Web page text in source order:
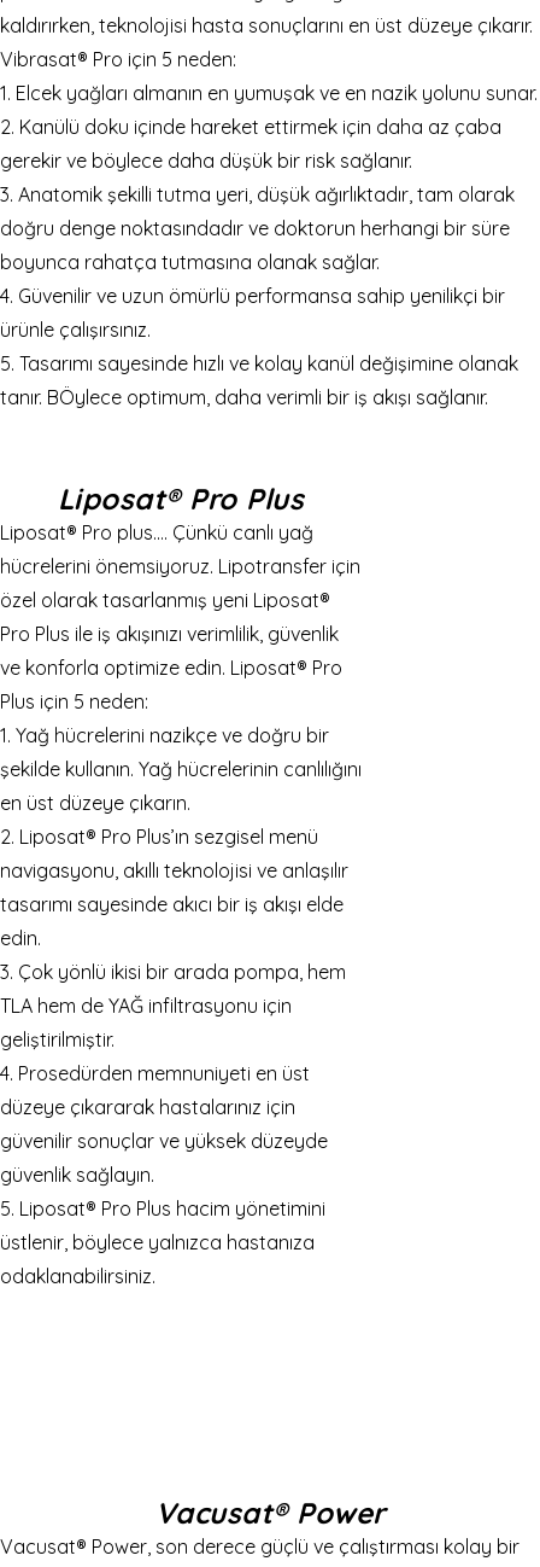
kaldırırken, teknolojisi hasta sonuçlarını en üst düzeye çıkarır.
Vibrasat® Pro için 5 neden:
1. Elcek yağları almanın en yumuşak ve en nazik yolunu sunar.
2. Kanülü doku içinde hareket ettirmek için daha az çaba
gerekir ve böylece daha düşük bir risk sağlanır.
3. Anatomik şekilli tutma yeri, düşük ağırlıktadır, tam olarak
doğru denge noktasındadır ve doktorun herhangi bir süre
boyunca rahatça tutmasına olanak sağlar.
4. Güvenilir ve uzun ömürlü performansa sahip yenilikçi bir
ürünle çalışırsınız.
5. Tasarımı sayesinde hızlı ve kolay kanül değişimine olanak
tanır. BÖylece optimum, daha verimli bir iş akışı sağlanır.
Liposat® Pro Plus
Liposat® Pro plus…. Çünkü canlı yağ
hücrelerini önemsiyoruz. Lipotransfer için
özel olarak tasarlanmış yeni Liposat®
Pro Plus ile iş akışınızı verimlilik, güvenlik
ve konforla optimize edin. Liposat® Pro
Plus için 5 neden:
1. Yağ hücrelerini nazikçe ve doğru bir
şekilde kullanın. Yağ hücrelerinin canlılığını
en üst düzeye çıkarın.
2. Liposat® Pro Plus’ın sezgisel menü
navigasyonu, akıllı teknolojisi ve anlaşılır
tasarımı sayesinde akıcı bir iş akışı elde
edin.
3. Çok yönlü ikisi bir arada pompa, hem
TLA hem de YAĞ infiltrasyonu için
geliştirilmiştir.
4. Prosedürden memnuniyeti en üst
düzeye çıkararak hastalarınız için
güvenilir sonuçlar ve yüksek düzeyde
güvenlik sağlayın.
5. Liposat® Pro Plus hacim yönetimini
üstlenir, böylece yalnızca hastanıza
odaklanabilirsiniz.
Vacusat® Power
Vacusat® Power, son derece güçlü ve çalıştırması kolay bir